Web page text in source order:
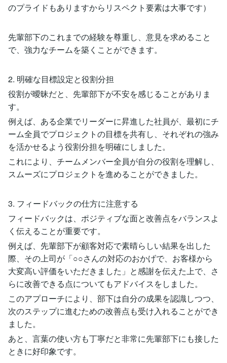
のプライドもありますからリスペクト要素は大事です）
先輩部下のこれまでの経験を尊重し、意見を求めること
で、強力なチームを築くことができます。
2. 明確な目標設定と役割分担
役割が曖昧だと、先輩部下が不安を感じることがありま
す。
例えば、ある企業でリーダーに昇進した社員が、最初にチ
ーム全員でプロジェクトの目標を共有し、それぞれの強み
を活かせるよう役割分担を明確にしました。
これにより、チームメンバー全員が自分の役割を理解し、
スムーズにプロジェクトを進めることができました。
3. フィードバックの仕方に注意する
フィードバックは、ポジティブな面と改善点をバランスよ
く伝えることが重要です。
例えば、先輩部下が顧客対応で素晴らしい結果を出した
際、その上司が「○○さんの対応のおかげで、お客様から
大変高い評価をいただきました」と感謝を伝えた上で、さ
らに改善できる点についてもアドバイスをしました。
このアプローチにより、部下は自分の成果を認識しつつ、
次のステップに進むための改善点も受け入れることができ
ました。
あと、言葉の使い方も丁寧だと非常に先輩部下にも接した
ときに好印象です。